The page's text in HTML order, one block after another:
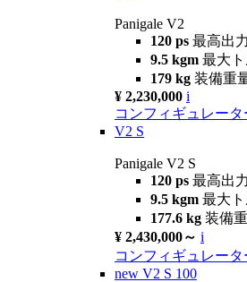
Panigale V2
120 ps 最高出力
9.5 kgm 最大ト
179 kg 装備重
¥ 2,230,000 i
コンフィギュレータ
V2 S
Panigale V2 S
120 ps 最高出力
9.5 kgm 最大ト
177.6 kg 装備
¥ 2,430,000～ i
コンフィギュレータ
new V2 S 100